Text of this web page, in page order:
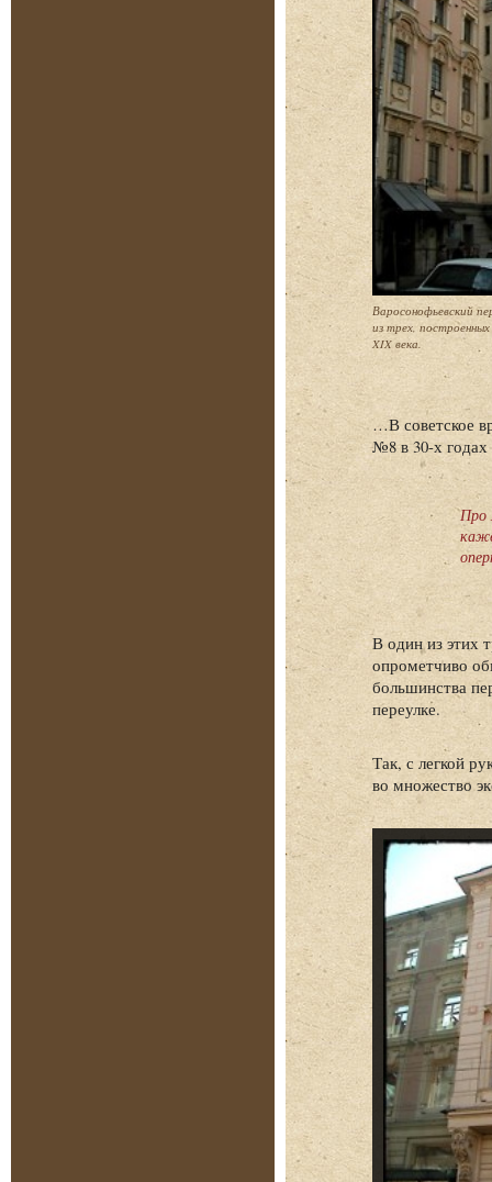
Варосонофьевский
из трех,
XIX века.
…В советское
№8 в 30-х годах
Про
В один из этих
опрометчиво
большинства
переулке.
Так, с легкой
во множество